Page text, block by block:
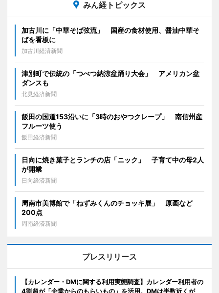
みん経トピックス
加古川に「中華そば弦流」 国産の食材使用、醤油中華そ
ばを看板に
加古川経済新聞
津別町で伝統の「つべつ納涼盆踊り大会」 アメリカン盆
ダンスも
北見経済新聞
飯田の国道153沿いに「3時のおやつクレープ」 南信州産
フルーツ使う
飯田経済新聞
日向に焼き菓子とランチの店「ニック」 子育て中の母2人
が開業
日向経済新聞
周南市美博館で「ねずみくんのチョッキ展」 原画など
200点
周南経済新聞
プレスリリース
【カレンダー・DMに関する利用実態調査】カレンダー利用者の
4割超が「企業からのもらいもの」を活用。DMは半数近くが